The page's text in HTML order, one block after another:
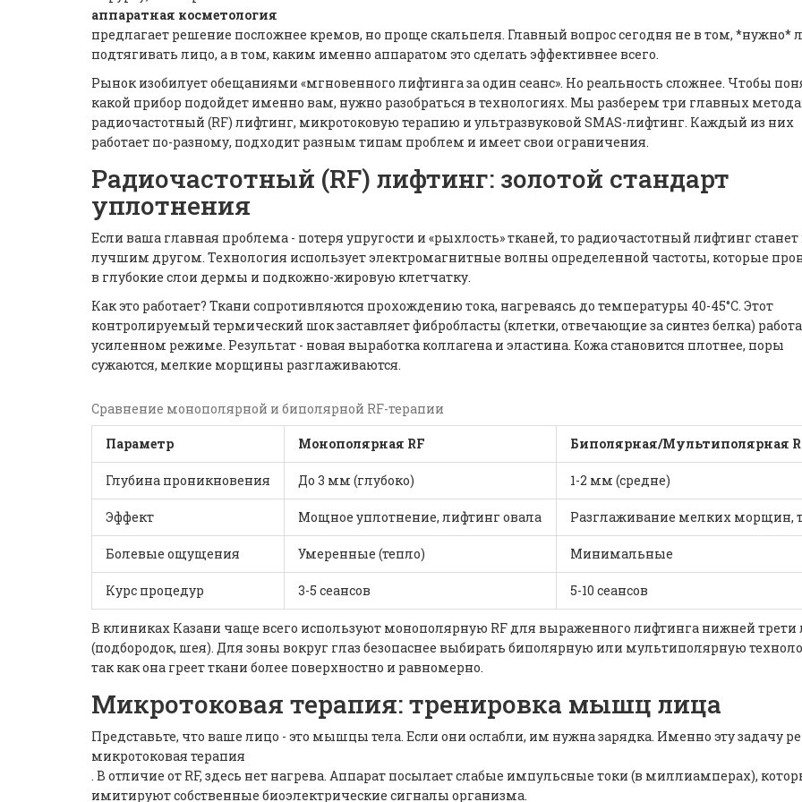
аппаратная косметология
предлагает решение посложнее кремов, но проще скальпеля. Главный вопрос сегодня не в том, *нужно*
подтягивать лицо, а в том, каким именно аппаратом это сделать эффективнее всего.
Рынок изобилует обещаниями «мгновенного лифтинга за один сеанс». Но реальность сложнее. Чтобы
какой прибор подойдет именно вам, нужно разобраться в технологиях. Мы разберем три главных
радиочастотный (RF) лифтинг, микротоковую терапию и ультразвуковой SMAS-лифтинг. Каждый из них
работает по-разному, подходит разным типам проблем и имеет свои ограничения.
Радиочастотный (RF) лифтинг: золотой стандарт
уплотнения
Если ваша главная проблема - потеря упругости и «рыхлость» тканей, то радиочастотный лифтинг
лучшим другом. Технология использует электромагнитные волны определенной частоты, которые
в глубокие слои дермы и подкожно-жировую клетчатку.
Как это работает? Ткани сопротивляются прохождению тока, нагреваясь до температуры 40-45°C. Этот
контролируемый термический шок заставляет фибробласты (клетки, отвечающие за синтез белка)
усиленном режиме. Результат - новая выработка коллагена и эластина. Кожа становится плотнее, поры
сужаются, мелкие морщины разглаживаются.
Сравнение монополярной и биполярной RF-терапии
Параметр Монополярная RF Биполярная/Мультиполярная
Глубина проникновения До 3 мм (глубоко) 1-2 мм (средне)
Эффект Мощное уплотнение, лифтинг овала Разглаживание мелких морщин,
Болевые ощущения Умеренные (тепло) Минимальные
Курс процедур 3-5 сеансов 5-10 сеансов
В клиниках Казани чаще всего используют монополярную RF для выраженного лифтинга нижней трети
(подбородок, шея). Для зоны вокруг глаз безопаснее выбирать биполярную или мультиполярную
так как она греет ткани более поверхностно и равномерно.
Микротоковая терапия: тренировка мышц лица
Представьте, что ваше лицо - это мышцы тела. Если они ослабли, им нужна зарядка. Именно эту задачу
микротоковая терапия
. В отличие от RF, здесь нет нагрева. Аппарат посылает слабые импульсные токи (в миллиамперах),
имитируют собственные биоэлектрические сигналы организма.